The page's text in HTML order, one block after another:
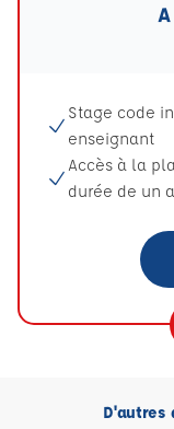
Stage code
enseignant
Accès à la
durée de un
D'autres